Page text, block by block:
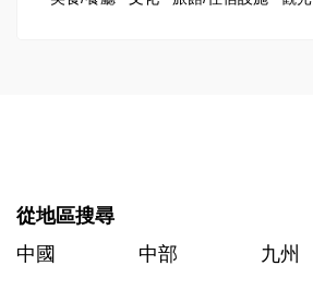
從地區搜尋
中國
中部 九州